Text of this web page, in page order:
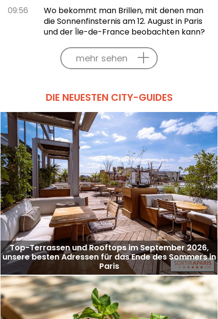
09:56
Wo bekommt man Brillen, mit denen man
die Sonnenfinsternis am 12. August in Paris
und der Île-de-France beobachten kann?
mehr sehen
DIE NEUESTEN CITY-GUIDES
Top-Terrassen und Rooftops im September 2026,
unsere besten Adressen für das Ende des Sommers in
Paris